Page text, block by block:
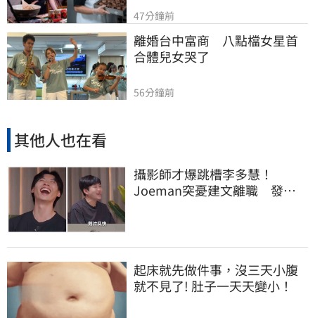
47分鐘前
離婚台中富商　八點檔女星首
合體兒女哭了
56分鐘前
其他人也在看
攝影師才爆跳槽李多慧！
Joeman突憂建文離職 發聲
起床就先做件事，沒三天小腹
就不見了! 肚子一天天變小！